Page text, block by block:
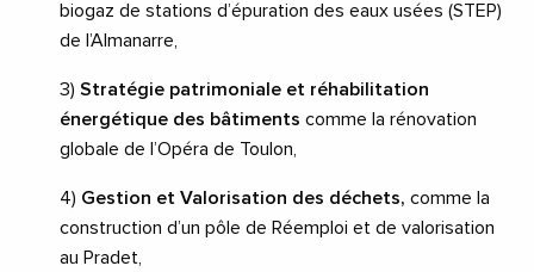
biogaz de stations d’épuration des eaux usées (STEP)
de l’Almanarre,
3) Stratégie patrimoniale et réhabilitation
énergétique des bâtiments comme la rénovation
globale de l’Opéra de Toulon,
4) Gestion et Valorisation des déchets, comme la
construction d’un pôle de Réemploi et de valorisation
au Pradet,